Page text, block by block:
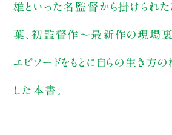
雄といった名監督から掛けられ
葉、初監督作～最新作の現場
エピソードをもとに自らの生き方
した本書。